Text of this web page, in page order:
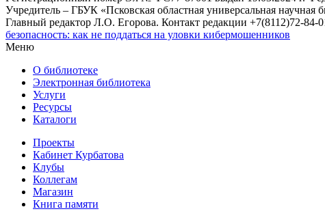
Учредитель – ГБУК «Псковская областная универсальная
Главный редактор Л.О. Егорова. Контакт редакции +7(8112)72-84-
безопасность: как не поддаться на уловки кибермошенников
Меню
О библиотеке
Электронная библиотека
Услуги
Ресурсы
Каталоги
Проекты
Кабинет Курбатова
Клубы
Коллегам
Магазин
Книга памяти